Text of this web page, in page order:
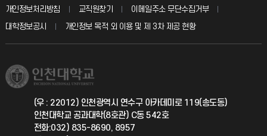
입학안내
취업정보(학생)
칭찬마당
학생서비스 지킴이
총동문회
교육혁신본부
국제지원과
공자아카데미
개인정보처리방침 교직원찾기
이메일주소 무단수집거부
대학정보공시
개인정보 목적 외 이용 및 제 3차 제공 현황
(우 : 22012) 인천광역시 연수구 아카데미로 119(송도동)
인천대학교 공과대학(8호관) C동 542호
전화:032) 835-8690, 8957